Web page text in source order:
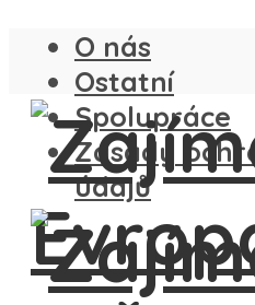
O nás
Ostatní
Spolupráce
Zásady
údajů